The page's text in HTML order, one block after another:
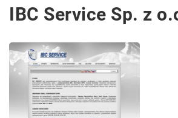
IBC Service Sp. z